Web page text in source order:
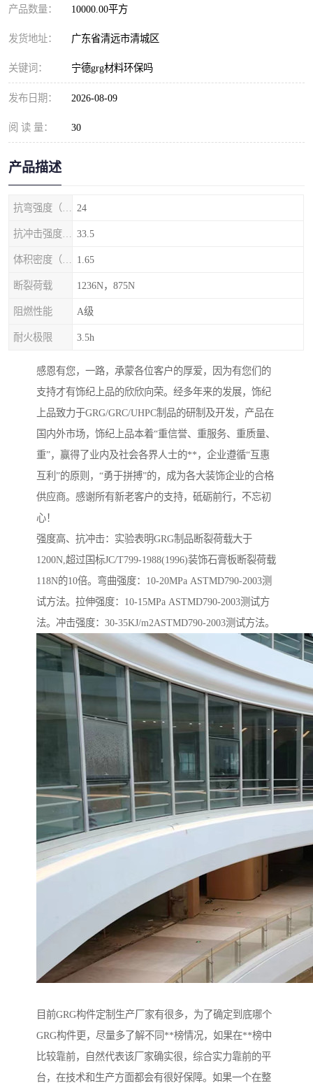
产品数量： 10000.00平方
发货地址： 广东省清远市清城区
关键词： 宁德grg材料环保吗
发布日期： 2026-08-09
阅 读 量： 30
产品描述
24
33.5
1.65
断裂荷载 1236N，875N
阻燃性能 A级
耐火极限 3.5h
感恩有您，一路，承蒙各位客户的厚爱，因为有您们的
支持才有饰纪上品的欣欣向荣。经多年来的发展，饰纪
上品致力于GRG/GRC/UHPC制品的研制及开发，产品在
国内外市场，饰纪上品本着“重信誉、重服务、重质量、
重”，赢得了业内及社会各界人士的**，企业遵循“互惠
互利”的原则，“勇于拼搏”的，成为各大装饰企业的合格
供应商。感谢所有新老客户的支持，砥砺前行，不忘初
心！
强度高、抗冲击：实验表明GRG制品断裂荷载大于
1200N,超过国标JC/T799-1988(1996)装饰石膏板断裂荷载
118N的10倍。弯曲强度：10-20MPa ASTMD790-2003测
试方法。拉伸强度：10-15MPa ASTMD790-2003测试方
法。冲击强度：30-35KJ/m2ASTMD790-2003测试方法。
目前GRG构件定制生产厂家有很多，为了确定到底哪个
GRG构件更，尽量多了解不同**榜情况，如果在**榜中
比较靠前，自然代表该厂家确实很，综合实力靠前的平
台，在技术和生产方面都会有很好保障。如果一个在整